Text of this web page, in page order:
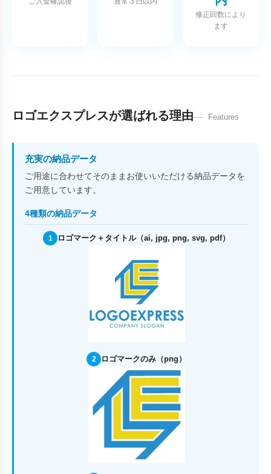
修正回数により
ます
ロゴエクスプレスが選ばれる理由 Features
充実の納品データ
ご用途に合わせてそのままお使いいただける納品データを
ご用意しています。
4種類の納品データ
1 ロゴマーク＋タイトル（ai, jpg, png, svg, pdf）
2 ロゴマークのみ（png）